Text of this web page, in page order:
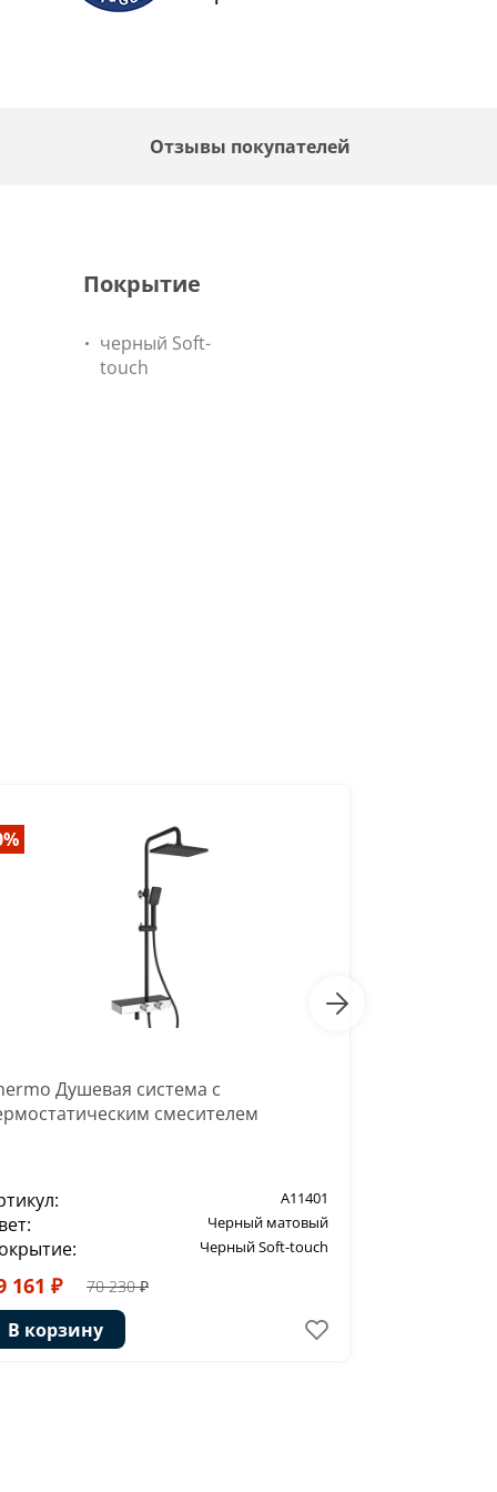
Отзывы покупателей
Покрытие
черный Soft-
touch
Душевая система с
смесителем
A11401
Черный матовый
Черный Soft-touch
161 ₽ 70 230 ₽
В корзину